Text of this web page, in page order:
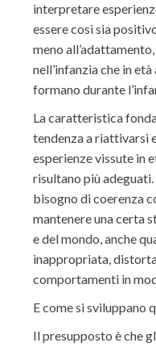
interpretare
essere così sia
meno
nell’infanzia che in
formano durante
La caratteristica
tendenza a riattivarsi
esperienze vissute in
risultano più
bisogno di coerenza
mantenere una certa
e del mondo, anche
inappropriata,
comportamenti in
E come si sviluppano
Il presupposto è che